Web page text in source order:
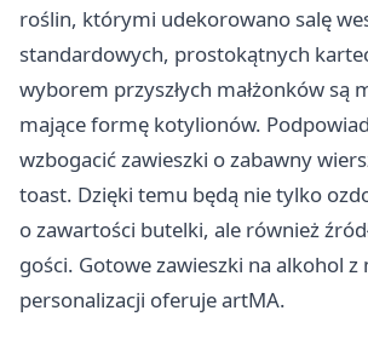
roślin, którymi udekorowano salę
standardowych, prostokątnych
wyborem przyszłych małżonków są
mające formę kotylionów.
wzbogacić zawieszki o zabawny
toast. Dzięki temu będą nie tylko
o zawartości butelki, ale również
gości. Gotowe zawieszki na alkohol z
personalizacji oferujeartMA.